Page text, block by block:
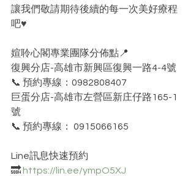
讓我們敬請期待後續的每一次美好療程
吧♥️
媗聆心閣專業團隊分佈點📍
復興分店-高雄市新興區復興一路4-4號
📞 預約專線：0982808407
巨蛋分店-高雄市左營區新庄仔路165-1
號
📞 預約專線： 0915066165
Line訊息快速預約
🔜 https://lin.ee/ympO5XJ